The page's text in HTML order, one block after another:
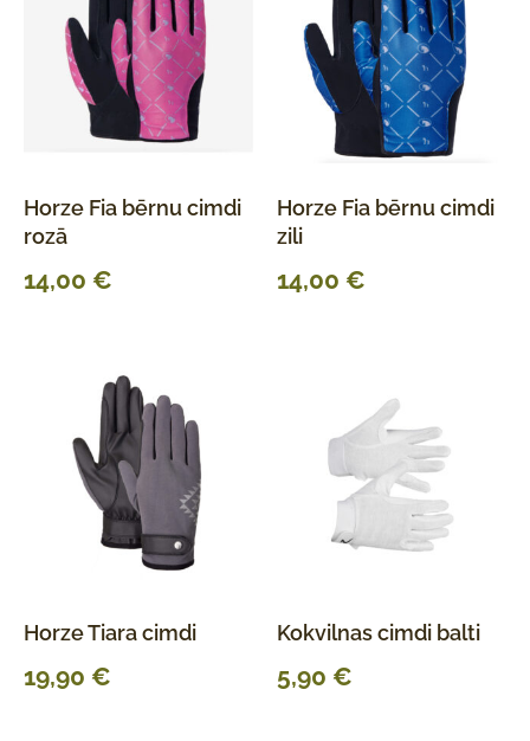
Horze Fia bērnu cimdi
rozā
14,00 €
Horze Fia bērnu cimdi
zili
14,00 €
Horze Tiara cimdi
19,90 €
Kokvilnas cimdi balti
5,90 €